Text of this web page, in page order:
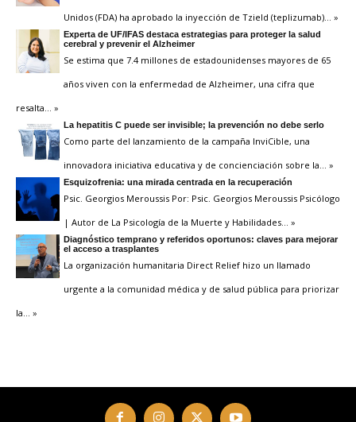
Unidos (FDA) ha aprobado la inyección de Tzield (teplizumab) … »
Experta de UF/IFAS destaca estrategias para proteger la salud
cerebral y prevenir el Alzheimer
Se estima que 7.4 millones de estadounidenses mayores de 65
años viven con la enfermedad de Alzheimer, una cifra que
resalta … »
La hepatitis C puede ser invisible; la prevención no debe serlo
Como parte del lanzamiento de la campaña InviCible, una
innovadora iniciativa educativa y de concienciación sobre la … »
Esquizofrenia: una mirada centrada en la recuperación
Psic. Georgios Meroussis Por: Psic. Georgios Meroussis Psicólogo
| Autor de La Psicología de la Muerte y Habilidades … »
Diagnóstico temprano y referidos oportunos: claves para mejorar
el acceso a trasplantes
La organización humanitaria Direct Relief hizo un llamado
urgente a la comunidad médica y de salud pública para priorizar
la … »